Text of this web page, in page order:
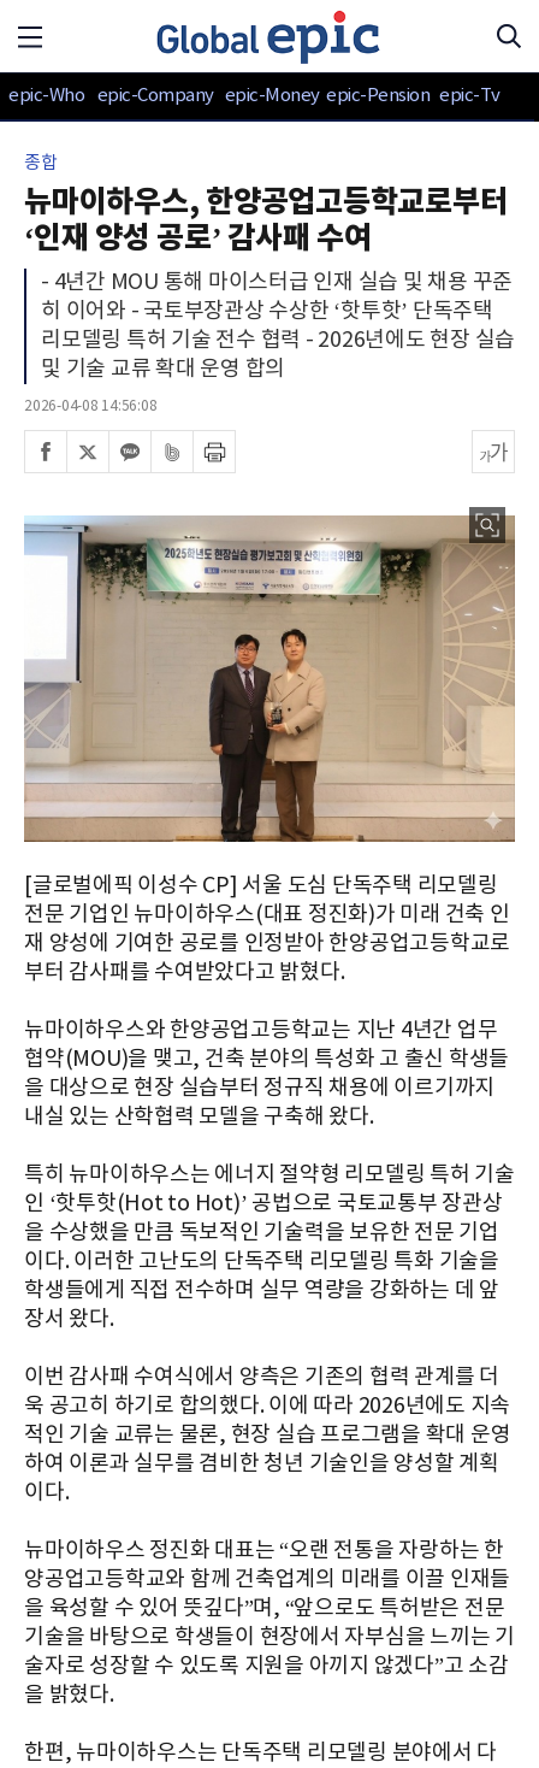
epic-Who epic-Company epic-Money epic-Pension epic-Tv
종합
뉴마이하우스, 한양공업고등학교로부터
‘인재 양성 공로’ 감사패 수여
- 4년간 MOU 통해 마이스터급 인재 실습 및 채용 꾸준
히 이어와 - 국토부장관상 수상한 ‘핫투핫’ 단독주택
리모델링 특허 기술 전수 협력 - 2026년에도 현장 실습
및 기술 교류 확대 운영 합의
2026-04-08 14:56:08
[글로벌에픽 이성수 CP] 서울 도심 단독주택 리모델링
전문 기업인 뉴마이하우스(대표 정진화)가 미래 건축 인
재 양성에 기여한 공로를 인정받아 한양공업고등학교로
부터 감사패를 수여받았다고 밝혔다.
뉴마이하우스와 한양공업고등학교는 지난 4년간 업무
협약(MOU)을 맺고, 건축 분야의 특성화 고 출신 학생들
을 대상으로 현장 실습부터 정규직 채용에 이르기까지
내실 있는 산학협력 모델을 구축해 왔다.
특히 뉴마이하우스는 에너지 절약형 리모델링 특허 기술
인 ‘핫투핫(Hot to Hot)’ 공법으로 국토교통부 장관상
을 수상했을 만큼 독보적인 기술력을 보유한 전문 기업
이다. 이러한 고난도의 단독주택 리모델링 특화 기술을
학생들에게 직접 전수하며 실무 역량을 강화하는 데 앞
장서 왔다.
이번 감사패 수여식에서 양측은 기존의 협력 관계를 더
욱 공고히 하기로 합의했다. 이에 따라 2026년에도 지속
적인 기술 교류는 물론, 현장 실습 프로그램을 확대 운영
하여 이론과 실무를 겸비한 청년 기술인을 양성할 계획
이다.
뉴마이하우스 정진화 대표는 “오랜 전통을 자랑하는 한
양공업고등학교와 함께 건축업계의 미래를 이끌 인재들
을 육성할 수 있어 뜻깊다”며, “앞으로도 특허받은 전문
기술을 바탕으로 학생들이 현장에서 자부심을 느끼는 기
술자로 성장할 수 있도록 지원을 아끼지 않겠다”고 소감
을 밝혔다.
한편, 뉴마이하우스는 단독주택 리모델링 분야에서 다